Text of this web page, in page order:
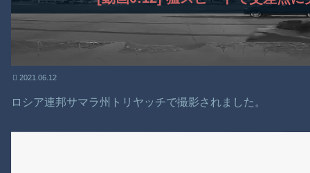
2021.06.12
ロシア連邦サマラ州トリヤッチで撮影されました。